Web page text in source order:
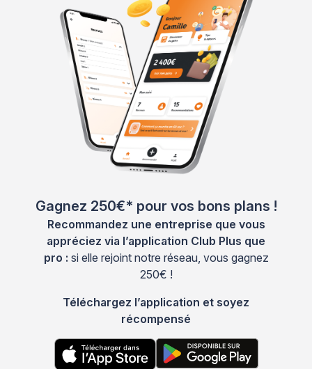
Gagnez 250€* pour vos bons plans !
Recommandez une entreprise que vous
appréciez via l’application Club Plus que
pro : si elle rejoint notre réseau, vous gagnez
250€ !
Téléchargez l’application et soyez
récompensé